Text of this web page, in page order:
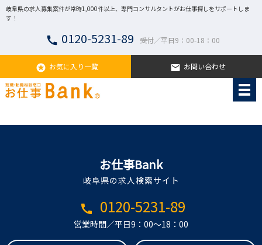
岐阜県の求人募集案件が常時1,000件以上、専門コンサルタントがお仕事探しをサポートしま
す！
call 0120-5231-89 受付／平日9：00-18：00
stars お気に入り一覧 email お問い合わせ
お仕事Bank
岐阜県の求人検索サイト
call 0120-5231-89
営業時間／平日9：00～18：00